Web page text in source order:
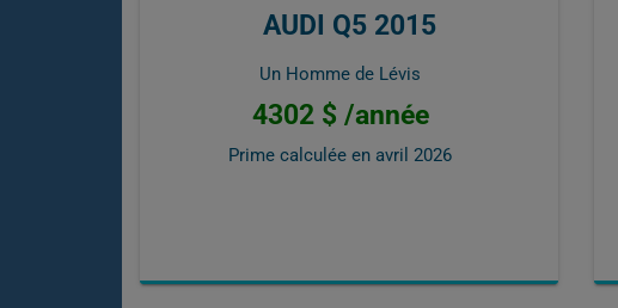
AUDI Q5 2015
Un Homme de Lévis
4302 $ /année
Prime calculée en avril 2026